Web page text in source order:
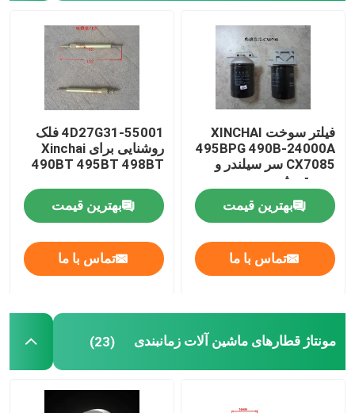
فیلتر سوخت XINCHAI
495BPG 490B-24000A
CX7085 سر سیلندر و
سیستم شیر
بهترین قیمت
تماس با ما
4D27G31-55001 فلک
روشنایی برای Xinchai
490BT 495BT 498BT
بهترین قیمت
تماس با ما
مونتاژ قطارهای ماشین آلات زمانبندی (23)